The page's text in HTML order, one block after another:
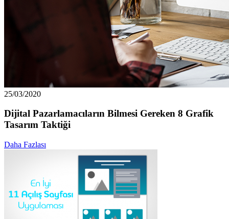
25/03/2020
Dijital Pazarlamacıların Bilmesi Gereken 8 Grafik
Tasarım Taktiği
Daha Fazlası